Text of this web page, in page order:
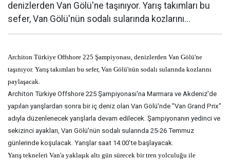
denizlerden Van Gölü'ne taşınıyor. Yarış takımları bu
sefer, Van Gölü'nün sodalı sularında kozlarını...
Architon Türkiye Offshore 225 Şampiyonası, denizlerden Van Gölü'ne
taşınıyor. Yarış takımları bu sefer, Van Gölü'nün sodalı sularında kozlarını
paylaşacak.
Architon Türkiye Offshore 225 Şampiyonası'na Marmara ve Akdeniz'de
yapılan yarışlardan sonra bir iç deniz olan Van Gölü'nde "Van Grand Prix"
adıyla düzenlenecek yarışlarla devam edilecek. Şampiyonanın yedinci ve
sekizinci ayakları, Van Gölü'nün sodalı sularında 25-26 Temmuz
günlerinde koşulacak. Yarışlar saat 14:00'te başlayacak.
Yarış tekneleri Van'a yaklaşık altı gün sürecek bir tren yolculuğu ile